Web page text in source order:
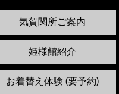
気賀関所ご案内
姫様館紹介
お着替え体験 (要予約)